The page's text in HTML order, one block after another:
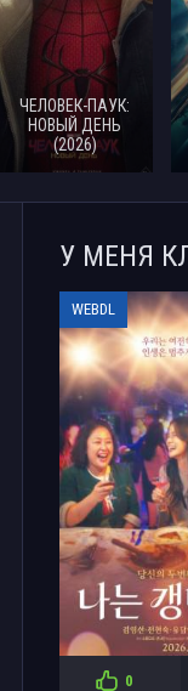
ЧЕЛОВЕК-ПАУК:
НОВЫЙ ДЕНЬ
(2026)
У МЕНЯ
WEBDL
0